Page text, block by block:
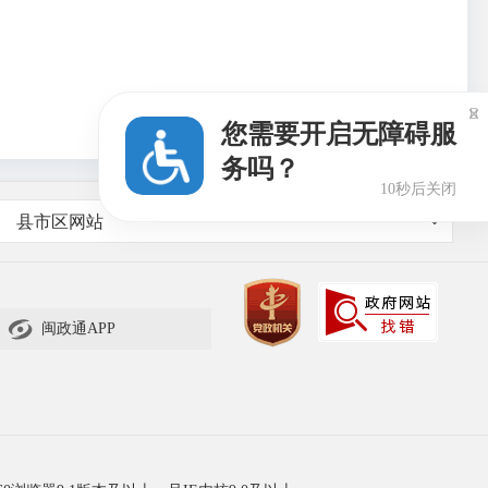
县市区网站
 闽政通APP
您需要开启无障碍服
务吗？
9秒后关闭
